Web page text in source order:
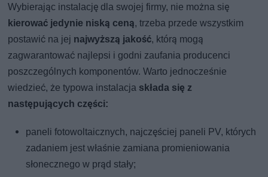
Wybierając instalację dla swojej firmy, nie można się
kierować jedynie niską ceną, trzeba przede wszystkim
postawić na jej najwyższą jakość, którą mogą
zagwarantować najlepsi i godni zaufania producenci
poszczególnych komponentów. Warto jednocześnie
wiedzieć, że typowa instalacja składa się z
następujących części:
paneli fotowoltaicznych, najczęściej paneli PV, których
zadaniem jest właśnie zamiana promieniowania
słonecznego w prąd stały;